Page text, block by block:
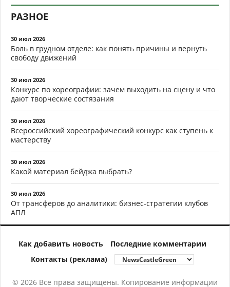
РАЗНОЕ
30 июл 2026
Боль в грудном отделе: как понять причины и вернуть
свободу движений
30 июл 2026
Конкурс по хореографии: зачем выходить на сцену и что
дают творческие состязания
30 июл 2026
Всероссийский хореографический конкурс как ступень к
мастерству
30 июл 2026
Какой материал бейджа выбрать?
30 июл 2026
От трансферов до аналитики: бизнес-стратегии клубов
АПЛ
Как добавить новость
Последние комментарии
Контакты (реклама)
© 2026 Все права защищены. Копирование информации